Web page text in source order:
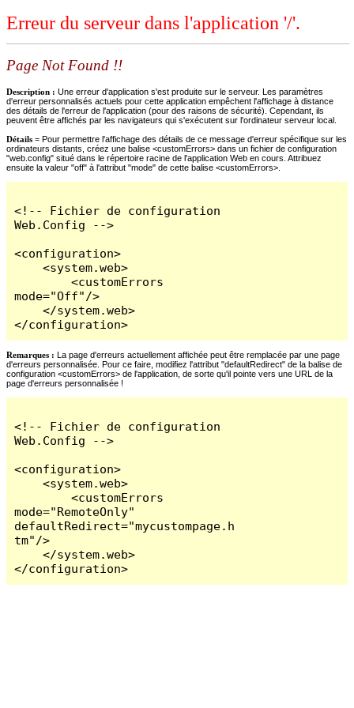
Erreur du serveur dans l'application '/'.
Page Not Found !!
Description : Une erreur d'application s'est produite sur le serveur. Les paramètres
d'erreur personnalisés actuels pour cette application empêchent l'affichage à distance
des détails de l'erreur de l'application (pour des raisons de sécurité). Cependant, ils
peuvent être affichés par les navigateurs qui s'exécutent sur l'ordinateur serveur local.
Détails = Pour permettre l'affichage des détails de ce message d'erreur spécifique sur les
ordinateurs distants, créez une balise <customErrors> dans un fichier de configuration
"web.config" situé dans le répertoire racine de l'application Web en cours. Attribuez
ensuite la valeur "off" à l'attribut "mode" de cette balise <customErrors>.
<!-- Fichier de configuration
Web.Config -->
<configuration>
    <system.web>
        <customErrors
mode="Off"/>
    </system.web>
</configuration>
Remarques : La page d'erreurs actuellement affichée peut être remplacée par une page
d'erreurs personnalisée. Pour ce faire, modifiez l'attribut "defaultRedirect" de la balise de
configuration <customErrors> de l'application, de sorte qu'il pointe vers une URL de la
page d'erreurs personnalisée !
<!-- Fichier de configuration
Web.Config -->
<configuration>
    <system.web>
        <customErrors
mode="RemoteOnly"
defaultRedirect="mycustompage.h
tm"/>
    </system.web>
</configuration>